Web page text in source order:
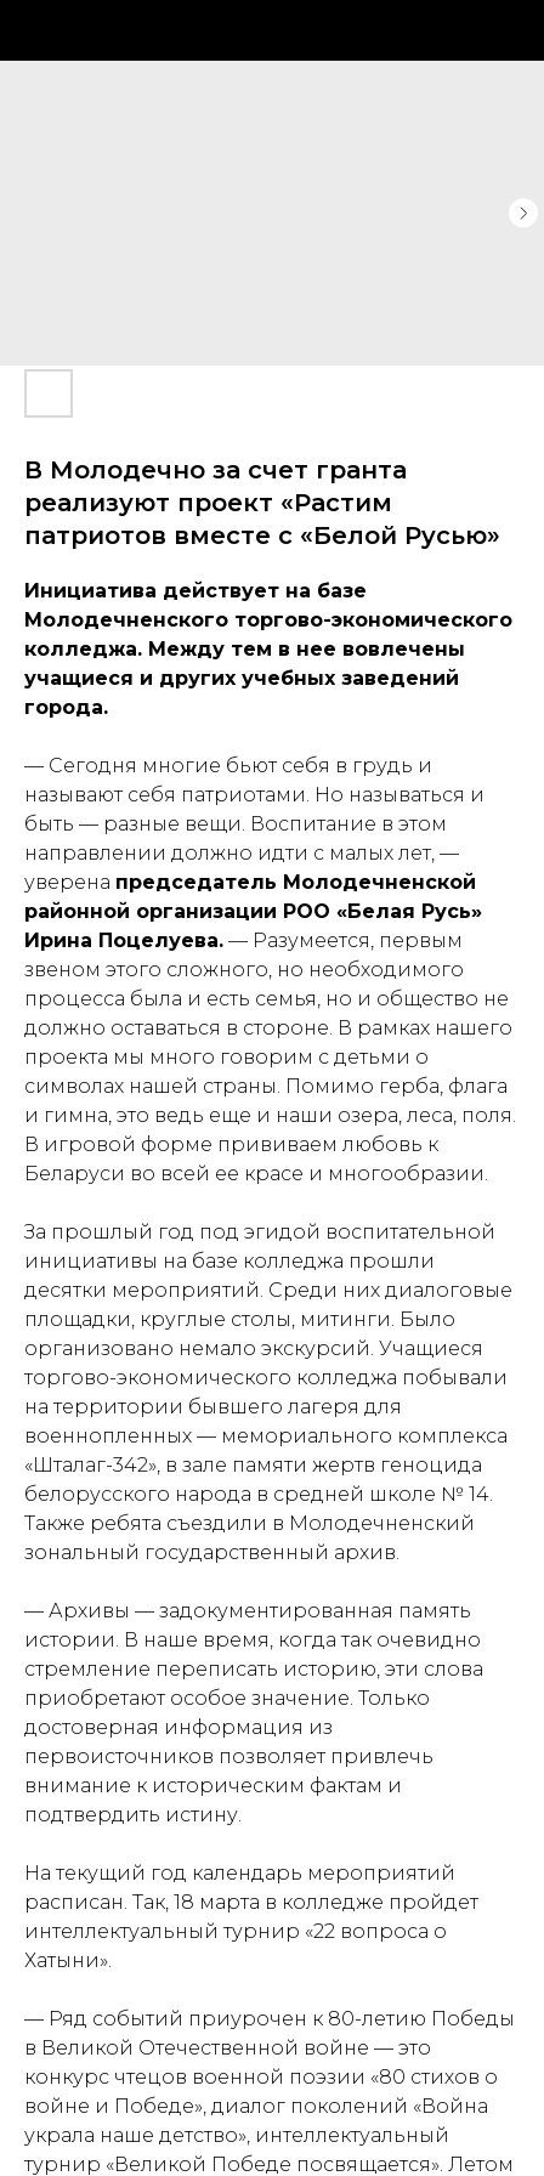
В Молодечно за счет гранта
реализуют проект «Растим
патриотов вместе с «Белой Русью»
Инициатива действует на базе
Молодечненского торгово-экономического
колледжа. Между тем в нее вовлечены
учащиеся и других учебных заведений
города.
— Сегодня многие бьют себя в грудь и
называют себя патриотами. Но называться и
быть — разные вещи. Воспитание в этом
направлении должно идти с малых лет, —
уверена председатель Молодечненской
районной организации РОО «Белая Русь»
Ирина Поцелуева. — Разумеется, первым
звеном этого сложного, но необходимого
процесса была и есть семья, но и общество не
должно оставаться в стороне. В рамках нашего
проекта мы много говорим с детьми о
символах нашей страны. Помимо герба, флага
и гимна, это ведь еще и наши озера, леса, поля.
В игровой форме прививаем любовь к
Беларуси во всей ее красе и многообразии.
За прошлый год под эгидой воспитательной
инициативы на базе колледжа прошли
десятки мероприятий. Среди них диалоговые
площадки, круглые столы, митинги. Было
организовано немало экскурсий. Учащиеся
торгово-экономического колледжа побывали
на территории бывшего лагеря для
военнопленных — мемориального комплекса
«Шталаг-342», в зале памяти жертв геноцида
белорусского народа в средней школе № 14.
Также ребята съездили в Молодечненский
зональный государственный архив.
— Архивы — задокументированная память
истории. В наше время, когда так очевидно
стремление переписать историю, эти слова
приобретают особое значение. Только
достоверная информация из
первоисточников позволяет привлечь
внимание к историческим фактам и
подтвердить истину.
На текущий год календарь мероприятий
расписан. Так, 18 марта в колледже пройдет
интеллектуальный турнир «22 вопроса о
Хатыни».
— Ряд событий приурочен к 80-летию Победы
в Великой Оте­чественной войне — это
конкурс чтецов военной поэзии «80 стихов о
войне и Победе», диалог поколений «Война
украла наше детство», интеллектуальный
турнир «Великой Победе посвящается». Летом